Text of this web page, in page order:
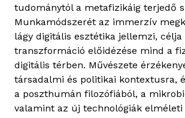
tudománytól a metafizikáig terjedő
Munkamódszerét az immerzív
lágy digitális esztétika jellemzi, célja
transzformáció előidézése mind a
digitális térben. Művészete
társadalmi és politikai kontextusra,
a poszthumán filozófiából, a
valamint az új technológiák